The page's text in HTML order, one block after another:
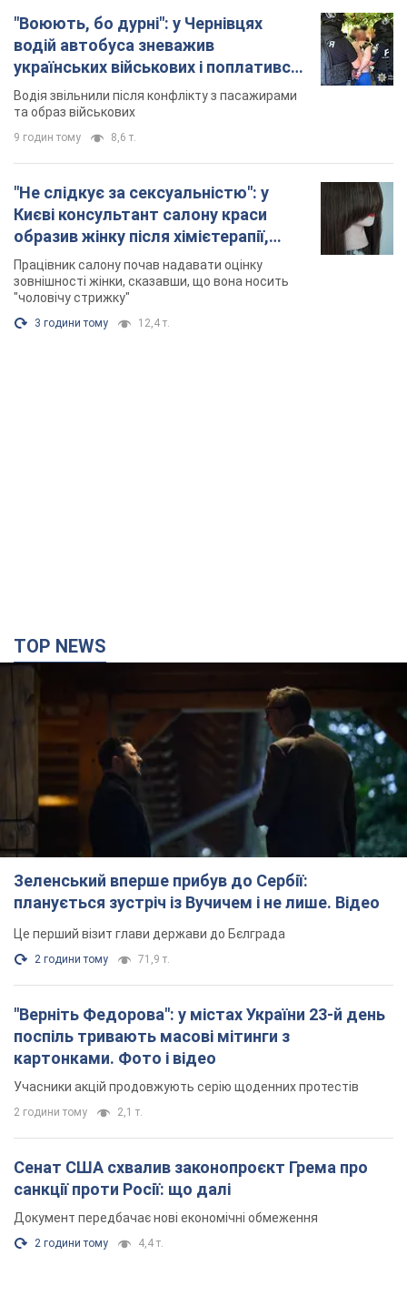
"Воюють, бо дурні": у Чернівцях
водій автобуса зневажив
українських військових і поплатився.
Відео
Водія звільнили після конфлікту з пасажирами
та образ військових
9 годин тому 8,6 т.
"Не слідкує за сексуальністю": у
Києві консультант салону краси
образив жінку після хімієтерапії,
розгорівся скандал. Фото
Працівник салону почав надавати оцінку
зовнішності жінки, сказавши, що вона носить
"чоловічу стрижку"
3 години тому 12,4 т.
TOP NEWS
Зеленський вперше прибув до Сербії:
планується зустріч із Вучичем і не лише. Відео
Це перший візит глави держави до Бєлграда
2 години тому 71,9 т.
"Верніть Федорова": у містах України 23-й день
поспіль тривають масові мітинги з
картонками. Фото і відео
Учасники акцій продовжують серію щоденних протестів
2 години тому 2,1 т.
Сенат США схвалив законопроєкт Грема про
санкції проти Росії: що далі
Документ передбачає нові економічні обмеження
2 години тому 4,4 т.